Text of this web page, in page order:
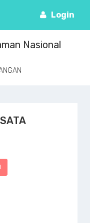
Login
Nasional